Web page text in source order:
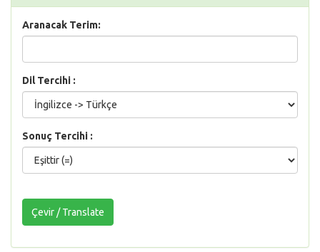
Aranacak Terim:
Dil Tercihi :
Sonuç Tercihi :